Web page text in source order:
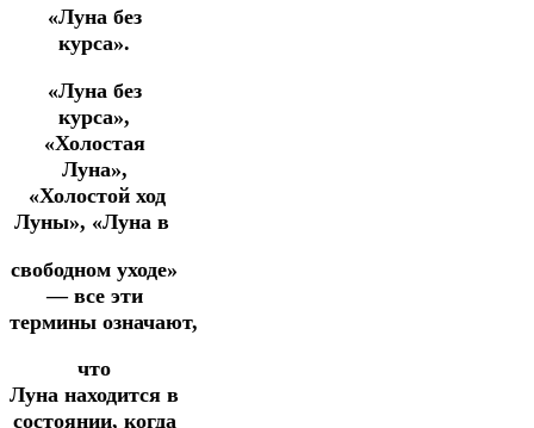
«Луна без
курса».
«Луна без
курса»,
«Холостая
Луна»,
«Холостой ход
Луны», «Луна в
свободном уходе»
— все эти
термины означают,
что
Луна находится в
состоянии, когда